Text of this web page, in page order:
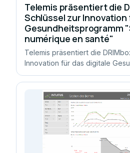
Telemis präsentiert die
Schlüssel zur
Gesundheitsprogramm
numérique en santé"
Telemis präsentiert die
Innovation für das digitale